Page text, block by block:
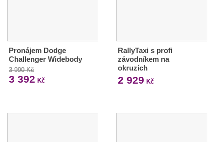
Pronájem Dodge
Challenger Widebody
3 990 Kč
3 392 Kč
RallyTaxi s profi
závodníkem na
okruzích
2 929 Kč